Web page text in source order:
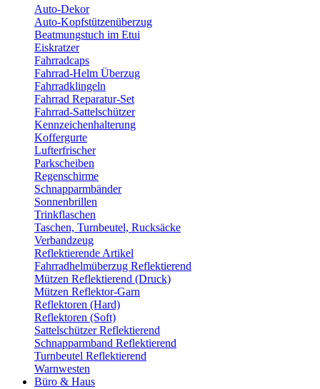
Auto-Dekor
Auto-Kopfstützenüberzug
Beatmungstuch im Etui
Eiskratzer
Fahrradcaps
Fahrrad-Helm Überzug
Fahrradklingeln
Fahrrad Reparatur-Set
Fahrrad-Sattelschützer
Kennzeichenhalterung
Koffergurte
Lufterfrischer
Parkscheiben
Regenschirme
Schnapparmbänder
Sonnenbrillen
Trinkflaschen
Taschen, Turnbeutel, Rucksäcke
Verbandzeug
Reflektierende Artikel
Fahrradhelmüberzug Reflektierend
Mützen Reflektierend (Druck)
Mützen Reflektor-Garn
Reflektoren (Hard)
Reflektoren (Soft)
Sattelschützer Reflektierend
Schnapparmband Reflektierend
Turnbeutel Reflektierend
Warnwesten
Büro & Haus